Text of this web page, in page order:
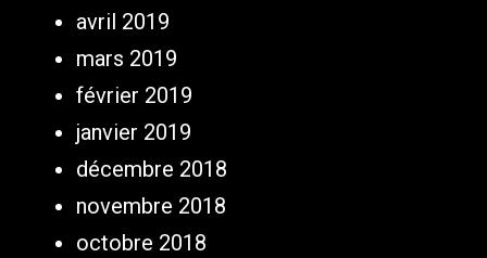
avril 2019
mars 2019
février 2019
janvier 2019
décembre 2018
novembre 2018
octobre 2018